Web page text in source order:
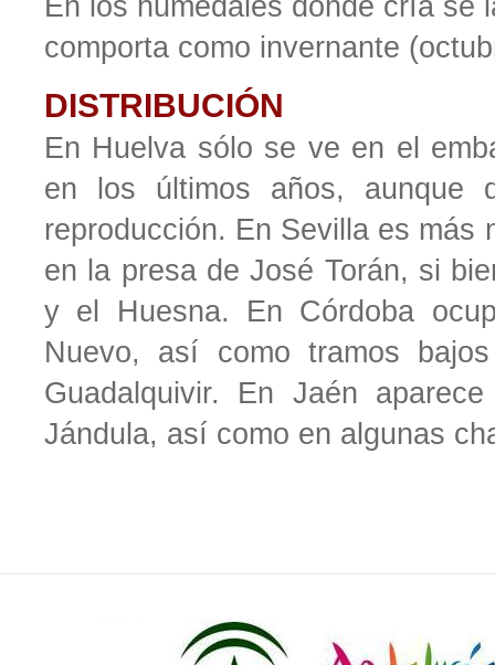
En los humedales donde cría se
comporta como invernante
DISTRIBUCIÓN
En Huelva sólo se ve en el
en los últimos años, aunque
reproducción. En Sevilla es más
en la presa de José Torán, si
y el Huesna. En Córdoba
Nuevo, así como tramos
Guadalquivir. En Jaén
Jándula, así como en algunas